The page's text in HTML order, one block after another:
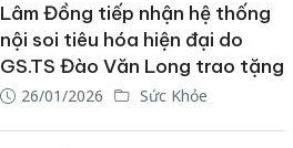
Lâm Đồng tiếp nhận hệ thống
nội soi tiêu hóa hiện đại do
GS.TS Đào Văn Long trao tặng
26/01/2026 Sức Khỏe